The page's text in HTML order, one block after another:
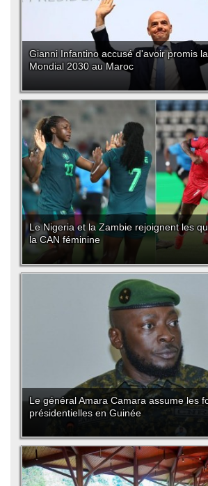
Gianni Infantino accusé d'avoir promis
Mondial 2030 au Maroc
Le Nigeria et la Zambie rejoignent les
la CAN féminine
Le général Amara Camara assume les
présidentielles en Guinée